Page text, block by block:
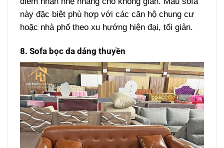
này đặc biệt phù hợp với các căn hộ chung cư
hoặc nhà phố theo xu hướng hiện đại, tối giản.
8. Sofa bọc da dáng thuyền